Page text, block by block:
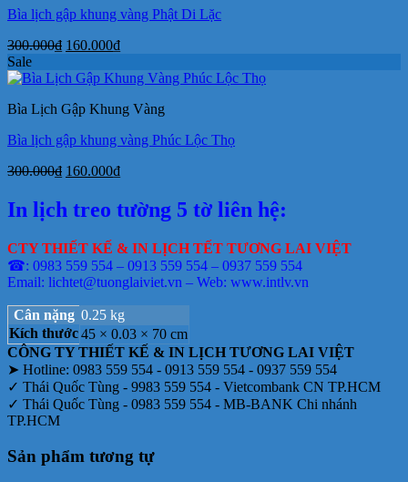
Bìa lịch gập khung vàng Phật Di Lặc
300.000₫ Giá
là:
160.000₫Giá
tại
160.000₫.
Sale
Bìa Lịch Gập Khung Vàng
Bìa lịch gập khung vàng Phúc Lộc Thọ
300.000₫ Giá
là:
300.000₫.
160.000₫Giá
tại
là:
In lịch treo tường 5 tờ liên hệ:
CTY THIẾT KẾ & IN LỊCH TẾT TƯƠNG LAI VIỆT
☎: 0983 559 554 – 0913 559 554 – 0937 559 554
Email: lichtet@tuonglaiviet.vn – Web: www.intlv.vn
Cân nặng 0.25 kg
Kích thước45 × 0.03 × 70 cm
CÔNG TY THIẾT KẾ & IN LỊCH TƯƠNG LAI VIỆT
➤ Hotline: 0983 559 554 - 0913 559 554 - 0937 559 554
✓ Thái Quốc Tùng - 9983 559 554 - Vietcombank CN TP.HCM
✓ Thái Quốc Tùng - 0983 559 554 - MB-BANK Chi nhánh
TP.HCM
Sản phẩm tương tự